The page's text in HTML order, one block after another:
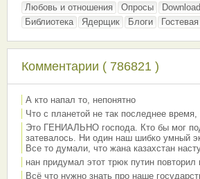
Любовь и отношения
Опросы Download
Библиотека
Ядерщик Блоги Гостевая
Комментарии ( 786821 )
А кто напал то, непонятно
Что с планетой не так последнее
Это ГЕНИАЛЬНО господа. Кто бы мог
затевалось. Ни один наш шибко умный
Все то думали, что жана казахстан
нан придумал этот трюк путин повторил
Всё что нужно знать про наше